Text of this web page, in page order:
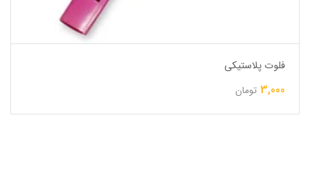
فلوت پلاستیکی
3,000 تومان